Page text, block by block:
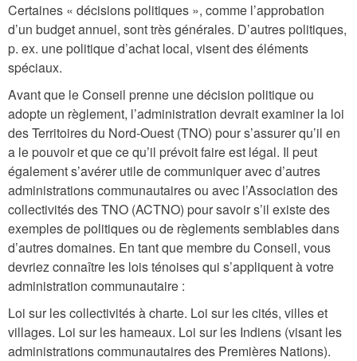
Certaines « décisions politiques », comme l’approbation
d’un budget annuel, sont très générales. D’autres politiques,
p. ex. une politique d’achat local, visent des éléments
spéciaux.
Avant que le Conseil prenne une décision politique ou
adopte un règlement, l’administration devrait examiner la loi
des Territoires du Nord-Ouest (TNO) pour s’assurer qu’il en
a le pouvoir et que ce qu’il prévoit faire est légal. Il peut
également s’avérer utile de communiquer avec d’autres
administrations communautaires ou avec l’Association des
collectivités des TNO (ACTNO) pour savoir s’il existe des
exemples de politiques ou de règlements semblables dans
d’autres domaines. En tant que membre du Conseil, vous
devriez connaître les lois ténoises qui s’appliquent à votre
administration communautaire :
Loi sur les collectivités à charte. Loi sur les cités, villes et
villages. Loi sur les hameaux. Loi sur les Indiens (visant les
administrations communautaires des Premières Nations).